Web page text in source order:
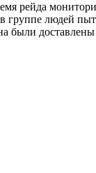
рейда
людей
были